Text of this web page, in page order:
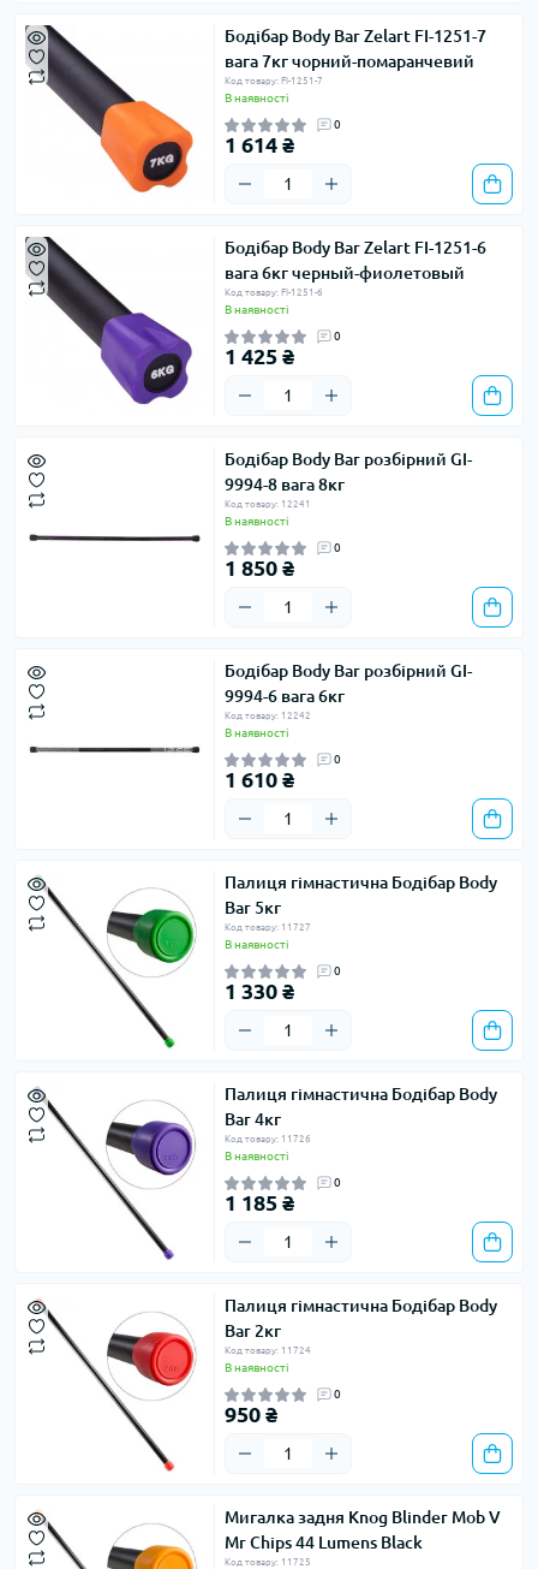
Бодібар Body Bar Zelart FI-1251-7
вага 7кг чорний-помаранчевий
Код товару: FI-1251-7
В наявності
0
1 614 ₴
Бодібар Body Bar Zelart FI-1251-6
вага 6кг черный-фиолетовый
Код товару: FI-1251-6
В наявності
0
1 425 ₴
Бодібар Body Bar розбірний GI-
9994-8 вага 8кг
Код товару: 12241
В наявності
0
1 850 ₴
Бодібар Body Bar розбірний GI-
9994-6 вага 6кг
Код товару: 12242
В наявності
0
1 610 ₴
Палиця гімнастична Бодібар Body
Bar 5кг
Код товару: 11727
В наявності
0
1 330 ₴
Палиця гімнастична Бодібар Body
Bar 4кг
Код товару: 11726
В наявності
0
1 185 ₴
Палиця гімнастична Бодібар Body
Bar 2кг
Код товару: 11724
В наявності
0
950 ₴
Мигалка задня Knog Blinder Mob V
Mr Chips 44 Lumens Black
Код товару: 11725